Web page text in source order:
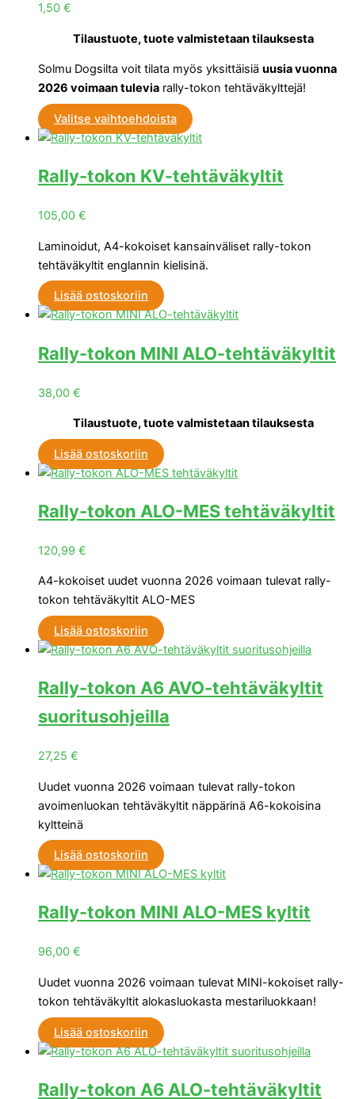
1,50 €
Tilaustuote, tuote valmistetaan tilauksesta
Solmu Dogsilta voit tilata myös yksittäisiä uusia vuonna
2026 voimaan tulevia rally-tokon tehtäväkylttejä!
Valitse vaihtoehdoista
Rally-tokon KV-tehtäväkyltit
105,00 €
Laminoidut, A4-kokoiset kansainväliset rally-tokon
tehtäväkyltit englannin kielisinä.
Lisää ostoskoriin
Rally-tokon MINI ALO-tehtäväkyltit
38,00 €
Tilaustuote, tuote valmistetaan tilauksesta
Lisää ostoskoriin
Rally-tokon ALO-MES tehtäväkyltit
120,99 €
A4-kokoiset uudet vuonna 2026 voimaan tulevat rally-
tokon tehtäväkyltit ALO-MES
Lisää ostoskoriin
Rally-tokon A6 AVO-tehtäväkyltit
suoritusohjeilla
27,25 €
Uudet vuonna 2026 voimaan tulevat rally-tokon
avoimenluokan tehtäväkyltit näppärinä A6-kokoisina
kyltteinä
Lisää ostoskoriin
Rally-tokon MINI ALO-MES kyltit
96,00 €
Uudet vuonna 2026 voimaan tulevat MINI-kokoiset rally-
tokon tehtäväkyltit alokasluokasta mestariluokkaan!
Lisää ostoskoriin
Rally-tokon A6 ALO-tehtäväkyltit